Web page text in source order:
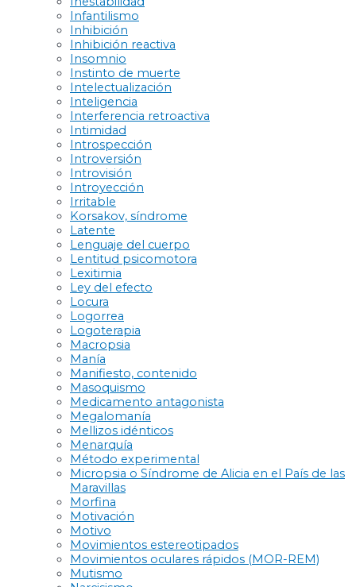
Infantilismo
Inhibición
Inhibición reactiva
Insomnio
Instinto de muerte
Intelectualización
Inteligencia
Interferencia retroactiva
Intimidad
Introspección
Introversión
Introvisión
Introyección
Irritable
Korsakov, síndrome
Latente
Lenguaje del cuerpo
Lentitud psicomotora
Lexitimia
Ley del efecto
Locura
Logorrea
Logoterapia
Macropsia
Manía
Manifiesto, contenido
Masoquismo
Medicamento antagonista
Megalomanía
Mellizos idénticos
Menarquía
Método experimental
Micropsia o Síndrome de Alicia en el País de las
Maravillas
Morfina
Motivación
Motivo
Movimientos estereotipados
Movimientos oculares rápidos (MOR-REM)
Mutismo